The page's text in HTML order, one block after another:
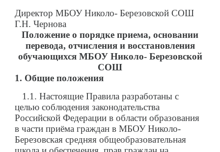
Директор МБОУ Николо- Березовской СОШ
Г.Н. Чернова
Положение о порядке приема, основании
перевода, отчисления и восстановления
обучающихся МБОУ Николо- Березовской
СОШ
1. Общие положения
1.1. Настоящие Правила разработаны с
целью соблюдения законодательства
Российской Федерации в области образования
в части приёма граждан в МБОУ Николо-
Березовская средняя общеобразовательная